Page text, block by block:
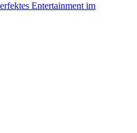
Entertainment im